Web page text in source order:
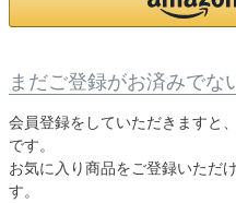
まだご登録がお済みでな
会員登録をしていただきますと
です。
お気に入り商品をご登録いただ
す。